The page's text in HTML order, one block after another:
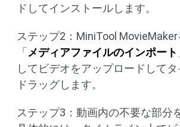
ドしてインストールします。
ステップ2：MiniTool MovieMaker
「メディアファイルのインポート
してビデオをアップロードして
ドラッグします。
ステップ3：動画内の不要な部分